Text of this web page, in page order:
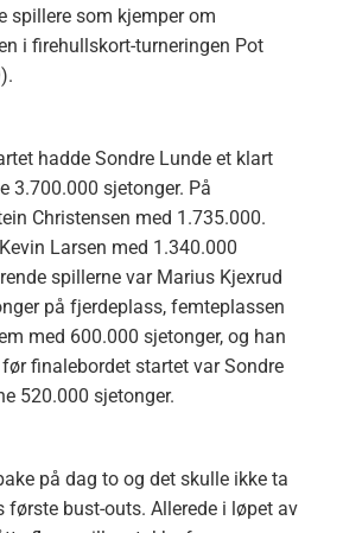
spillere som kjemper om
i firehullskort-turneringen Pot
hadde Sondre Lunde et klart
3.700.000 sjetonger. På
Christensen med 1.735.000.
Larsen med 1.340.000
spillerne var Marius Kjexrud
på fjerdeplass, femteplassen
med 600.000 sjetonger, og han
finalebordet startet var Sondre
520.000 sjetonger.
på dag to og det skulle ikke ta
første bust-outs. Allerede i løpet av